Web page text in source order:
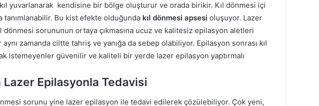
yuvarlanarak kendisine bir bölge oluşturur ve orada birikir. Kıl dönmesi içi
tanımlanabilir. Bu kist efekte olduğunda kıl dönmesi apsesi oluşuyor. Lazer
dönmesi sorununun ortaya çıkmasına ucuz ve kalitesiz epilasyon aletleri
zamanda ciltte tahriş ve yanığa da sebep olabiliyor. Epilasyon sonrası kıl
istemeyenler güvenilir ve kaliteli bir yerde lazer epilasyon yaptırmalı
Lazer Epilasyonla Tedavisi
sorunu yine lazer epilasyon ile tedavi edilerek çözülebiliyor. Çok yeni,